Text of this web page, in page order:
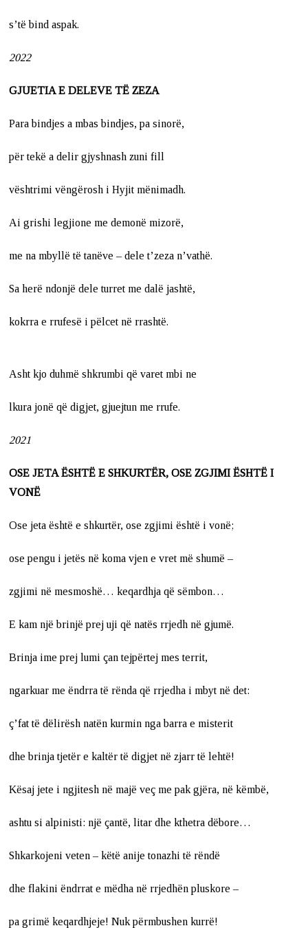
s’të bind aspak.
2022
GJUETIA E DELEVE TË ZEZA
Para bindjes a mbas bindjes, pa sinorë,
për tekë a delir gjyshnash zuni fill
vështrimi vëngërosh i Hyjit mënimadh.
Ai grishi legjione me demonë mizorë,
me na mbyllë të tanëve – dele t’zeza n’vathë.
Sa herë ndonjë dele turret me dalë jashtë,
kokrra e rrufesë i pëlcet në rrashtë.
Asht kjo duhmë shkrumbi që varet mbi ne
lkura jonë që digjet, gjuejtun me rrufe.
2021
OSE JETA ËSHTË E SHKURTËR, OSE ZGJIMI ËSHTË I
VONË
Ose jeta është e shkurtër, ose zgjimi është i vonë;
ose pengu i jetës në koma vjen e vret më shumë –
zgjimi në mesmoshë… keqardhja që sëmbon…
E kam një brinjë prej uji që natës rrjedh në gjumë.
Brinja ime prej lumi çan tejpërtej mes territ,
ngarkuar me ëndrra të rënda që rrjedha i mbyt në det:
ç’fat të dëlirësh natën kurmin nga barra e misterit
dhe brinja tjetër e kaltër të digjet në zjarr të lehtë!
Kësaj jete i ngjitesh në majë veç me pak gjëra, në këmbë,
ashtu si alpinisti: një çantë, litar dhe kthetra dëbore…
Shkarkojeni veten – këtë anije tonazhi të rëndë
dhe flakini ëndrrat e mëdha në rrjedhën pluskore –
pa grimë keqardhjeje! Nuk përmbushen kurrë!